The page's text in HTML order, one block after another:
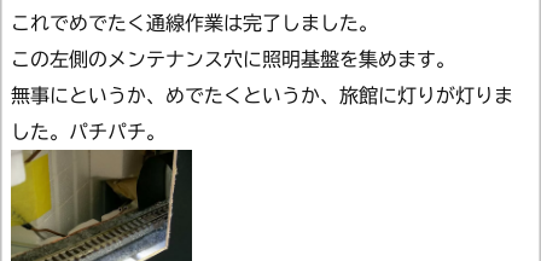
これでめでたく通線作業は完了しました。
この左側のメンテナンス穴に照明基盤を集めます。
無事にというか、めでたくというか、旅館に灯りが灯りま
した。パチパチ。